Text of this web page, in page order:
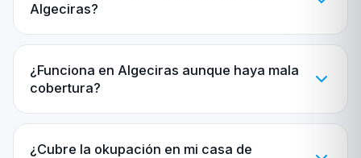
Algeciras?
¿Funciona en Algeciras aunque haya mala
cobertura?
¿Cubre la okupación en mi casa de